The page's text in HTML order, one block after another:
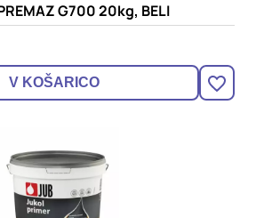
G700 20kg, BELI
V KOŠARICO